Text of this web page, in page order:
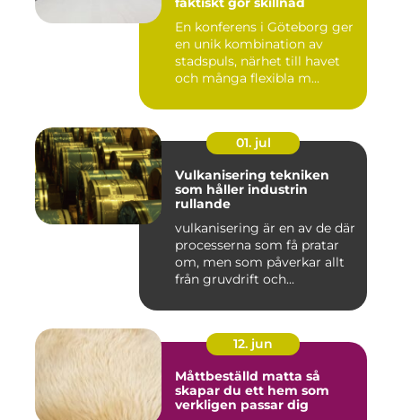
En konferens i Göteborg ger
en unik kombination av
stadspuls, närhet till havet
och många flexibla m...
01. jul
Vulkanisering tekniken
som håller industrin
rullande
vulkanisering är en av de där
processerna som få pratar
om, men som påverkar allt
från gruvdrift och...
12. jun
Måttbeställd matta så
skapar du ett hem som
verkligen passar dig